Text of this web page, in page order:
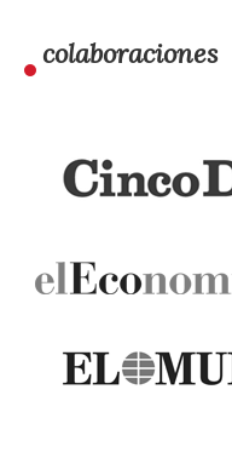
colaboraciones